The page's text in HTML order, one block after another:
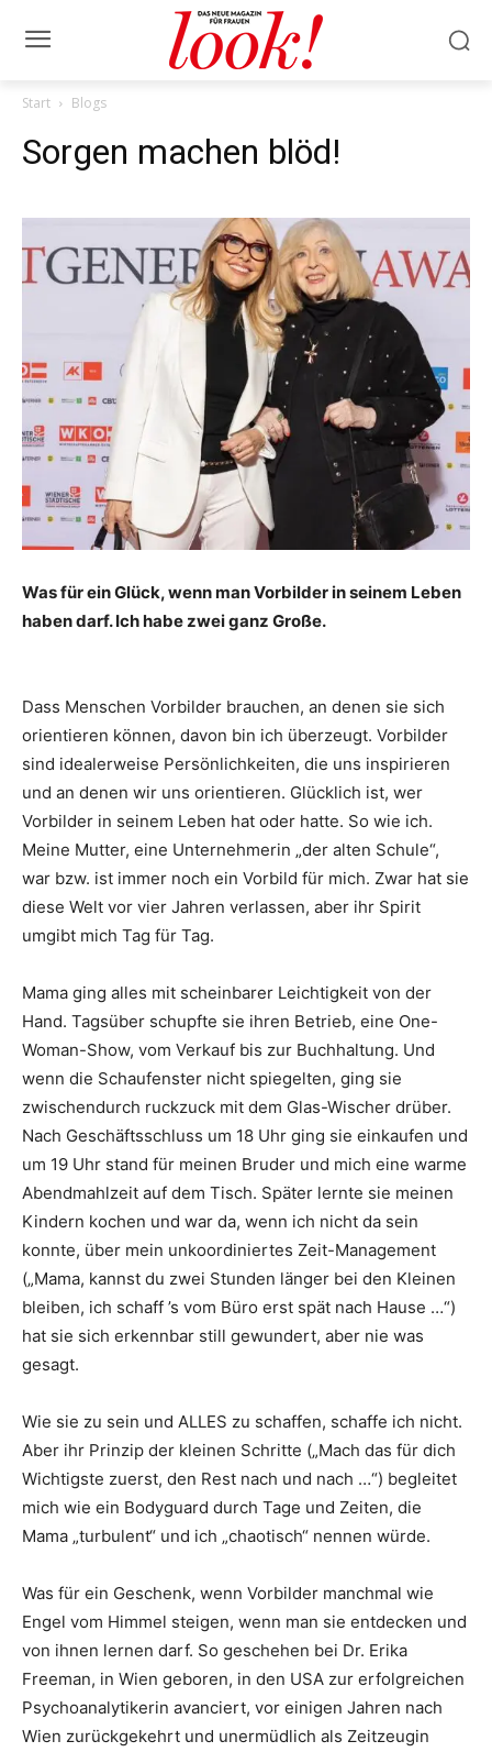
Start Blogs
Sorgen machen blöd!
Was für ein Glück, wenn man Vorbilder in seinem Leben
haben darf. Ich habe zwei ganz Große.
Dass Menschen Vorbilder brauchen, an denen sie sich
orientieren können, davon bin ich überzeugt. Vorbilder
sind idealerweise Persönlichkeiten, die uns inspirieren
und an denen wir uns orientieren. Glücklich ist, wer
Vorbilder in seinem Leben hat oder hatte. So wie ich.
Meine Mutter, eine Unternehmerin „der alten Schule“,
war bzw. ist immer noch ein Vorbild für mich. Zwar hat sie
diese Welt vor vier Jahren verlassen, aber ihr Spirit
umgibt mich Tag für Tag.
Mama ging alles mit scheinbarer Leichtigkeit von der
Hand. Tagsüber schupfte sie ihren Betrieb, eine One-
Woman-Show, vom Verkauf bis zur Buchhaltung. Und
wenn die Schaufenster nicht spiegelten, ging sie
zwischendurch ruckzuck mit dem Glas-Wischer drüber.
Nach Geschäftsschluss um 18 Uhr ging sie einkaufen und
um 19 Uhr stand für meinen Bruder und mich eine warme
Abendmahlzeit auf dem Tisch. Später lernte sie meinen
Kindern kochen und war da, wenn ich nicht da sein
konnte, über mein unkoordiniertes Zeit-Management
(„Mama, kannst du zwei Stunden länger bei den Kleinen
bleiben, ich schaff ’s vom Büro erst spät nach Hause …“)
hat sie sich erkennbar still gewundert, aber nie was
gesagt.
Wie sie zu sein und ALLES zu schaffen, schaffe ich nicht.
Aber ihr Prinzip der kleinen Schritte („Mach das für dich
Wichtigste zuerst, den Rest nach und nach …“) begleitet
mich wie ein Bodyguard durch Tage und Zeiten, die
Mama „turbulent“ und ich „chaotisch“ nennen würde.
Was für ein Geschenk, wenn Vorbilder manchmal wie
Engel vom Himmel steigen, wenn man sie entdecken und
von ihnen lernen darf. So geschehen bei Dr. Erika
Freeman, in Wien geboren, in den USA zur erfolgreichen
Psychoanalytikerin avanciert, vor einigen Jahren nach
Wien zurückgekehrt und unermüdlich als Zeitzeugin